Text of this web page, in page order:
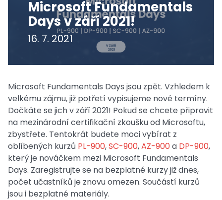
Microsoft Fundamentals
Days v září 2021!
16. 7. 2021
Microsoft Fundamentals Days jsou zpět. Vzhledem k
velkému zájmu, již potřetí vypisujeme nové termíny.
Dočkáte se jich v září 2021! Pokud se chcete připravit
na mezinárodní certifikační zkoušku od Microsoftu,
zbystřete. Tentokrát budete moci vybírat z
oblíbených kurzů PL-900,SC-900,AZ-900a DP-900,
který je nováčkem mezi Microsoft Fundamentals
Days. Zaregistrujte se na bezplatné kurzy již dnes,
počet učastníků je znovu omezen. Součástí kurzů
jsou i bezplatné materiály.